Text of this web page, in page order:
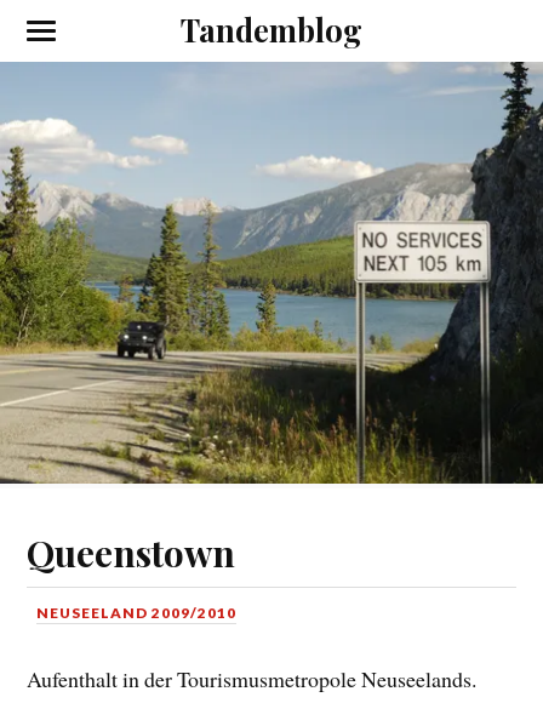
Tandemblog
Queenstown
NEUSEELAND 2009/2010
Aufenthalt in der Tourismusmetropole Neuseelands.